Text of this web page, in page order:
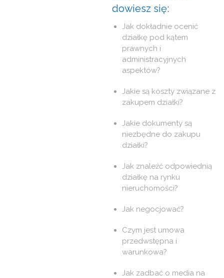
dowiesz się:
Jak dokładnie ocenić
działkę pod kątem
prawnych i
administracyjnych
aspektów?
Jakie są koszty związane z
zakupem działki?
Jakie dokumenty są
niezbędne do zakupu
działki?
Jak znaleźć odpowiednią
działkę na rynku
nieruchomości?
Jak negocjować?
Czym jest umowa
przedwstępna i
warunkowa?
Jak zadbać o media na